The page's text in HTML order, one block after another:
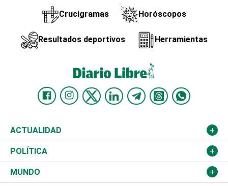
Crucigramas Horóscopos
Resultados deportivos Herramientas
ACTUALIDAD
Nacional
Ciudad
POLÍTICA
Partidos
MUNDO